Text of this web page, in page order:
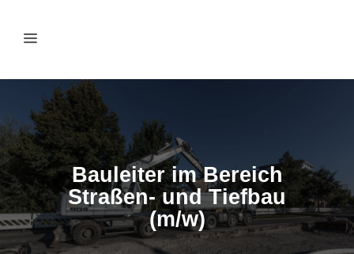
Bauleiter im Bereich
Straßen- und Tiefbau
(m/w)